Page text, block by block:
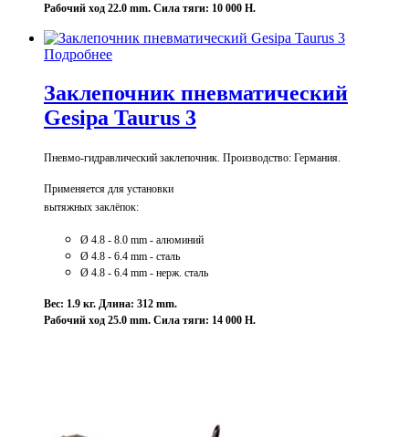
Рабочий ход 22.0 mm. Сила тяги: 10 000 Н.
Подробнее
Заклепочник пневматический
Gesipa Taurus 3
Пневмо-гидравлический заклепочник. Производство: Германия.
Применяется для установки
вытяжных заклёпок:
Ø 4.8 - 8.0 mm - алюминий
Ø 4.8 - 6.4 mm - сталь
Ø 4.8 - 6.4 mm - нерж. сталь
Вес: 1.9 кг. Длина: 312 mm.
Рабочий ход 25.0 mm. Сила тяги: 14 000 Н.